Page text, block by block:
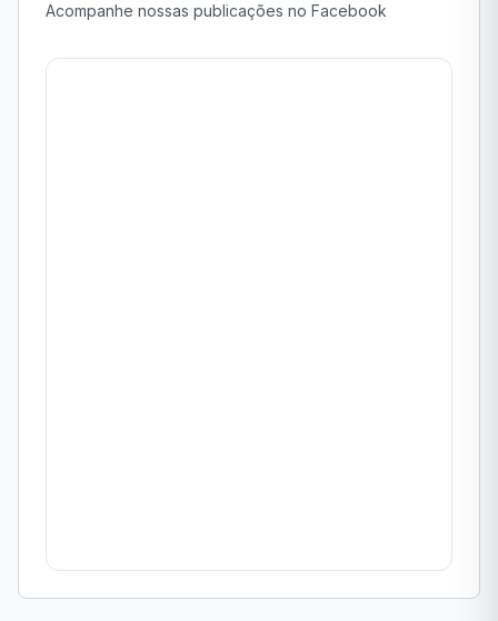
Acompanhe nossas publicações no Facebook